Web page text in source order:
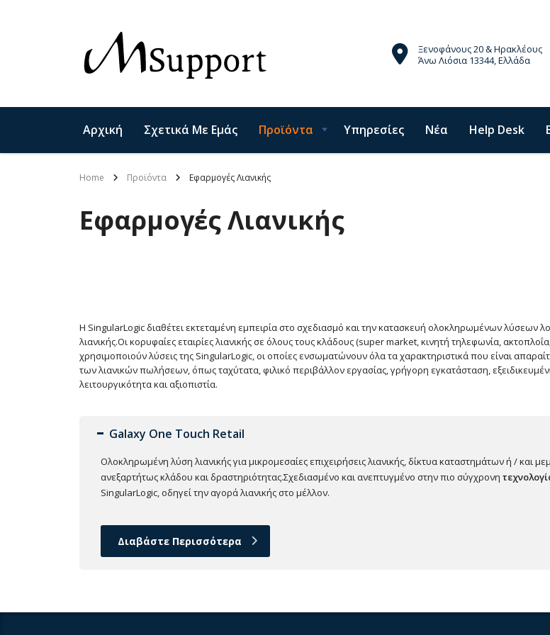
Ξενοφάνους 20 & Ηρακλέους
Άνω Λιόσια 13344, Ελλάδα
Αρχική Σχετικά Με Εμάς Προϊόντα Υπηρεσίες Νέα Help Desk
Home Προϊόντα Εφαρμογές Λιανικής
Εφαρμογές Λιανικής
Η SingularLogic διαθέτει εκτεταμένη εμπειρία στο σχεδιασμό και την κατασκευή ολοκληρωμένων λύσεων
λιανικής.Οι κορυφαίες εταιρίες λιανικής σε όλους τους κλάδους (super market, κινητή τηλεφωνία,
χρησιμοποιούν λύσεις της SingularLogic, οι οποίες ενσωματώνουν όλα τα χαρακτηριστικά που είναι
των λιανικών πωλήσεων, όπως ταχύτατα, φιλικό περιβάλλον εργασίας, γρήγορη εγκατάσταση,
λειτουργικότητα και αξιοπιστία.
Galaxy One Touch Retail
Ολοκληρωμένη λύση λιανικής για μικρομεσαίες επιχειρήσεις λιανικής, δίκτυα καταστημάτων ή / και
ανεξαρτήτως κλάδου και δραστηριότητας.Σχεδιασμένο και ανεπτυγμένο στην πιο σύγχρονη
SingularLogic, οδηγεί την αγορά λιανικής στο μέλλον.
Διαβάστε Περισσότερα